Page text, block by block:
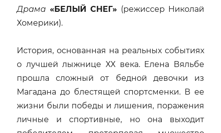
Драма «БЕЛЫЙ СНЕГ» (режиссер Николай
Хомерики).
История, основанная на реальных событиях
о лучшей лыжнице ХХ века. Елена Вяльбе
прошла сложный от бедной девочки из
Магадана до блестящей спортсменки. В ее
жизни были победы и лишения, поражения
личные и спортивные, но она выходит